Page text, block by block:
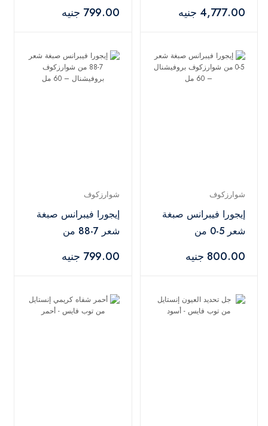
فوليوم – 450 جم +
4,777.00 جنيه
– 60 مل
799.00 جنيه
شوارزكوف
إيجورا فيبرانس صبغة
شعر 5-0 من
– 60 مل
800.00 جنيه
شوارزكوف
إيجورا فيبرانس صبغة
شعر 7-88 من
– 60 مل
799.00 جنيه